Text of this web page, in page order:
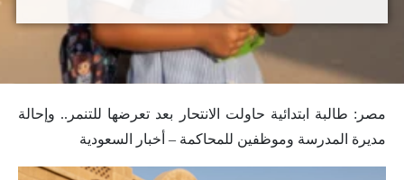
مصر: طالبة ابتدائية حاولت الانتحار بعد تعرضها للتنمر.. وإحالة
مديرة المدرسة وموظفين للمحاكمة – أخبار السعودية